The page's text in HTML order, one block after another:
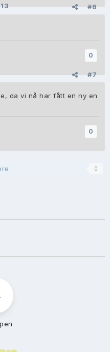
#6
0
#7
da vi nå har fått en ny en
0
0